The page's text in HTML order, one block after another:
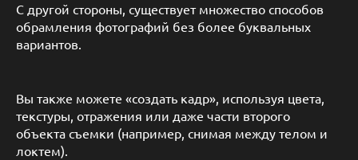
С другой стороны, существует множество способов
обрамления фотографий без более буквальных
вариантов.
Вы также можете «создать кадр», используя цвета,
текстуры, отражения или даже части второго
объекта съемки (например, снимая между телом и
локтем).